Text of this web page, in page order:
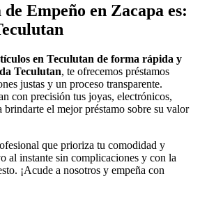
Empeño en Zacapa es:
en Teculutan de forma rápida y
Teculutan, te ofrecemos préstamos
justas y un proceso transparente.
con precisión tus joyas, electrónicos,
brindarte el mejor préstamo sobre su valor
que prioriza tu comodidad y
al instante sin complicaciones y con la
¡Acude a nosotros y empeña con